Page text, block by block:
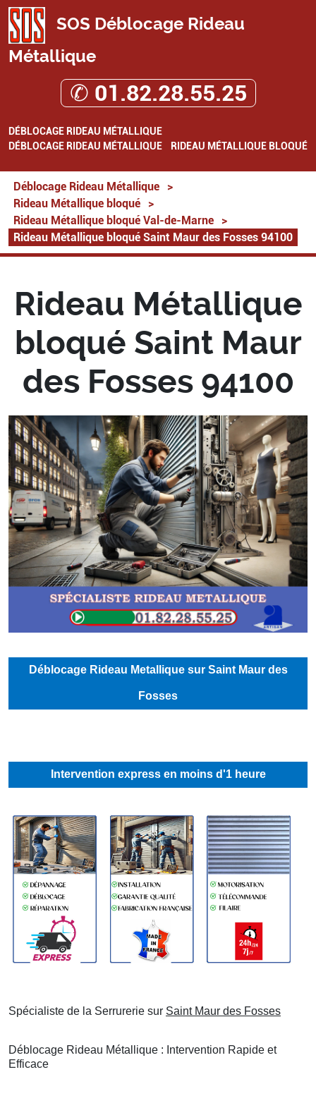
SOS Déblocage Rideau
Métallique
✆ 01.82.28.55.25
DÉBLOCAGE RIDEAU MÉTALLIQUE
DÉBLOCAGE RIDEAU MÉTALLIQUE
RIDEAU MÉTALLIQUE BLOQUÉ
Déblocage Rideau Métallique
>
Rideau Métallique bloqué
>
Rideau Métallique bloqué Val-de-Marne
>
Rideau Métallique bloqué Saint Maur des Fosses 94100
Rideau Métallique
bloqué Saint Maur
des Fosses 94100
Déblocage Rideau Metallique sur Saint Maur des
Fosses
Intervention express en moins d'1 heure
Spécialiste de la Serrurerie sur Saint Maur des Fosses
Déblocage Rideau Métallique : Intervention Rapide et
Efficace